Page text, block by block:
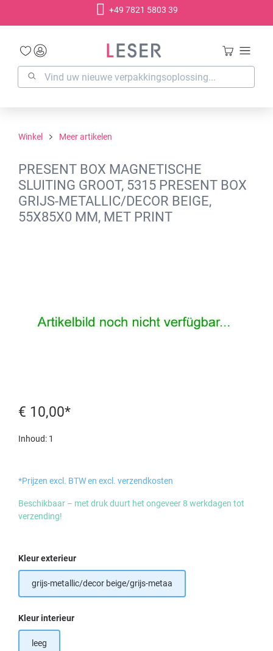
+49 7821 5803 39
Winkel Meer artikelen
PRESENT BOX MAGNETISCHE
SLUITING GROOT, 5315 PRESENT BOX
GRIJS-METALLIC/DECOR BEIGE,
55X85X0 MM, MET PRINT
€ 10,00*
Inhoud: 1
*Prijzen excl. BTW en excl. verzendkosten
Beschikbaar – met druk duurt het ongeveer 8 werkdagen tot
verzending!
Selecteer
Kleur exterieur
grijs-metallic/decor beige/grijs-metaa
Selecteer
Kleur interieur
leeg